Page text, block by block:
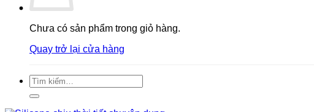
Chưa có sản phẩm trong giỏ hàng.
Quay trở lại cửa hàng
Tìm
kiếm: